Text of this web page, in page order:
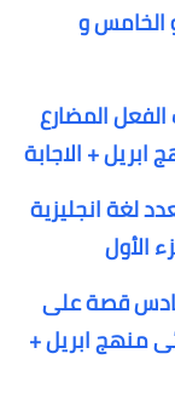
الخامس و
المضارع
+ الاجابة
لغة انجليزية
الأول
قصة على
منهج ابريل +